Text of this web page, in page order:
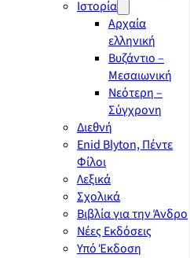
Ιστορία
Αρχαία
ελληνική
Βυζάντιο –
Μεσαιωνική
Νεότερη –
Σύγχρονη
Διεθνή
Enid Blyton, Πέντε
Φίλοι
Λεξικά
Σχολικά
Βιβλία για την Άνδρο
Νέες Εκδόσεις
Υπό Έκδοση